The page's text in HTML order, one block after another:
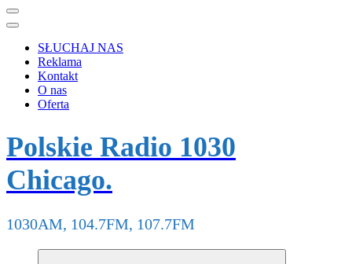
SŁUCHAJ NAS
Reklama
Kontakt
O nas
Oferta
Polskie Radio 1030
Chicago.
1030AM, 104.7FM, 107.7FM